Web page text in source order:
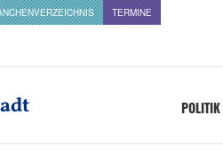
TERMINE
POLITIK